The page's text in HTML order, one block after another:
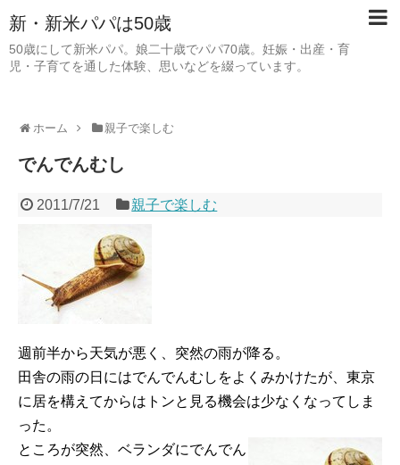
新・新米パパは50歳
50歳にして新米パパ。娘二十歳でパパ70歳。妊娠・出産・育
児・子育てを通した体験、思いなどを綴っています。
ホーム 親子で楽しむ
でんでんむし
2011/7/21 親子で楽しむ
週前半から天気が悪く、突然の雨が降る。
田舎の雨の日にはでんでんむしをよくみかけたが、東京
に居を構えてからはトンと見る機会は少なくなってしま
った。
ところが突然、ベランダにでんでん